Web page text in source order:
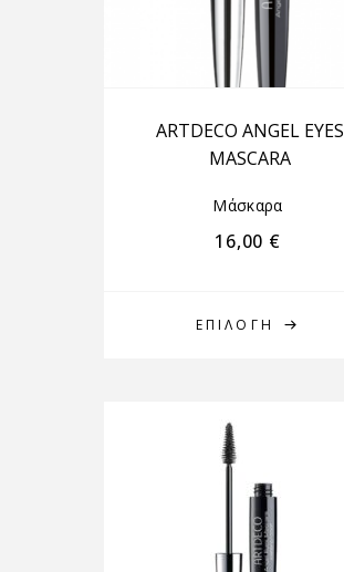
ΕΠΙΛΟΓΉ
ARTDECO ANGEL EYES
MASCARA
Μάσκαρα
16,00 €